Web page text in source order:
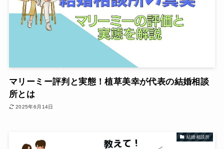
マリーミー評判と実態！植草美幸が代表の結婚相談
所とは
2025年6月14日
結婚相談所